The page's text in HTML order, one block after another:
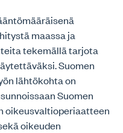
maassa ja
tekemällä tarjota
Suomen
lähtökohta on
Suomen
oikeusvaltioperiaatteen
oikeuden